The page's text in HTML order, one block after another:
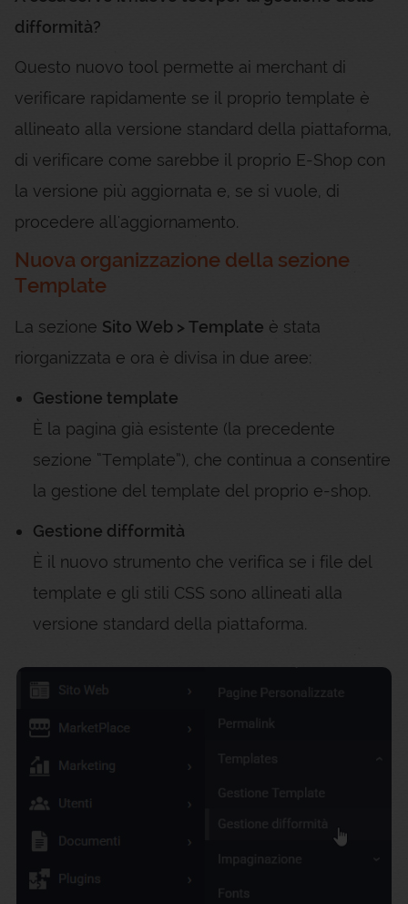
difformità?
Questo nuovo tool permette ai merchant di
verificare rapidamente se il proprio template è
allineato alla versione standard della piattaforma,
di verificare come sarebbe il proprio E-Shop con
la versione più aggiornata e, se si vuole, di
procedere all'aggiornamento.
Nuova organizzazione della sezione
Template
La sezione Sito Web > Template è stata
riorganizzata e ora è divisa in due aree:
Gestione template
È la pagina già esistente (la precedente
sezione “Template”), che continua a consentire
la gestione del template del proprio e-shop.
Gestione difformità
È il nuovo strumento che verifica se i file del
template e gli stili CSS sono allineati alla
versione standard della piattaforma.